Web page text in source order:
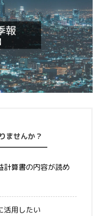
ませんか？
計算書の内容が読め
活用したい